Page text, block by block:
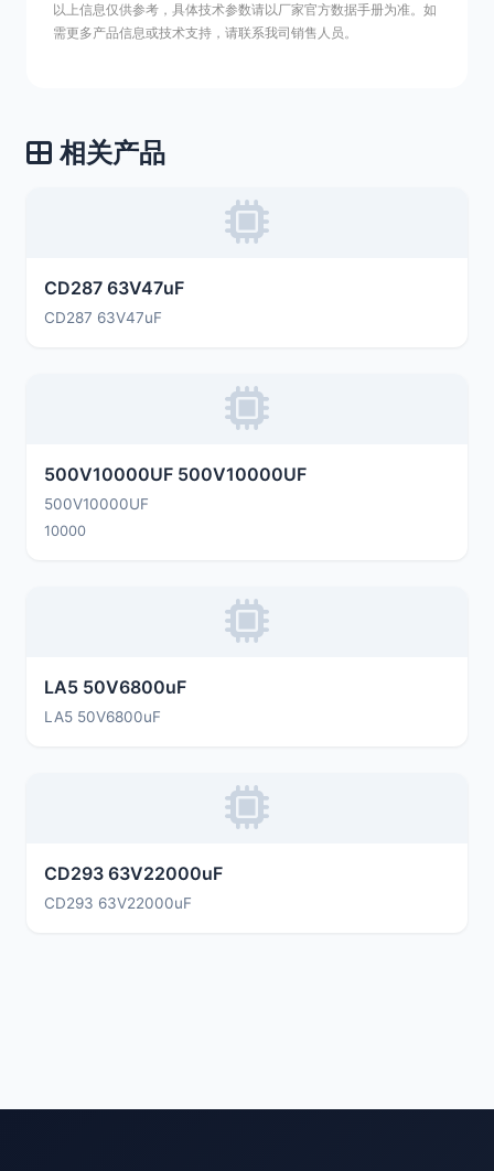
以上信息仅供参考，具体技术参数请以厂家官方数据手册为准。如
需更多产品信息或技术支持，请联系我司销售人员。
相关产品
CD287 63V47uF
CD287 63V47uF
500V10000UF 500V10000UF
500V10000UF
10000
LA5 50V6800uF
LA5 50V6800uF
CD293 63V22000uF
CD293 63V22000uF